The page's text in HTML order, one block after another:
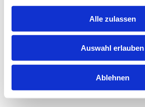
Alle zulassen
Auswahl erlauben
Ablehnen